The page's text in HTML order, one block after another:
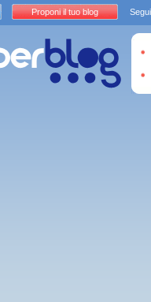
Proponi il tuo blog